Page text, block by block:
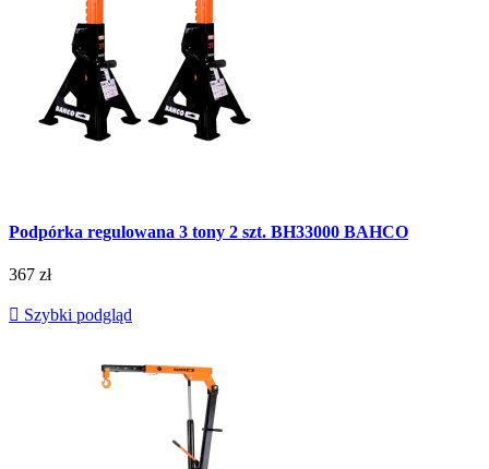
Podpórka regulowana 3 tony 2 szt. BH33000 BAHCO
367 zł
 Szybki podgląd